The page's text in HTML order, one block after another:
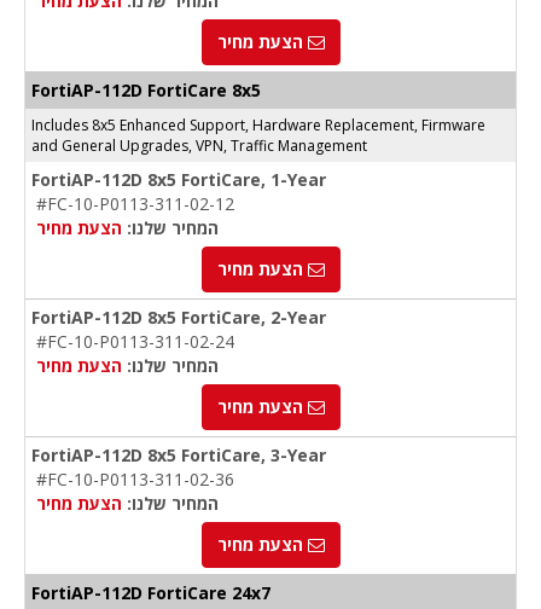
הצעת מחיר
FortiAP-112D FortiCare 8x5
Includes 8x5 Enhanced Support, Hardware Replacement, Firmware
and General Upgrades, VPN, Traffic Management
FortiAP-112D 8x5 FortiCare, 1-Year
#FC-10-P0113-311-02-12
המחיר שלנו: הצעת מחיר
הצעת מחיר
FortiAP-112D 8x5 FortiCare, 2-Year
#FC-10-P0113-311-02-24
המחיר שלנו: הצעת מחיר
הצעת מחיר
FortiAP-112D 8x5 FortiCare, 3-Year
#FC-10-P0113-311-02-36
המחיר שלנו: הצעת מחיר
הצעת מחיר
FortiAP-112D FortiCare 24x7